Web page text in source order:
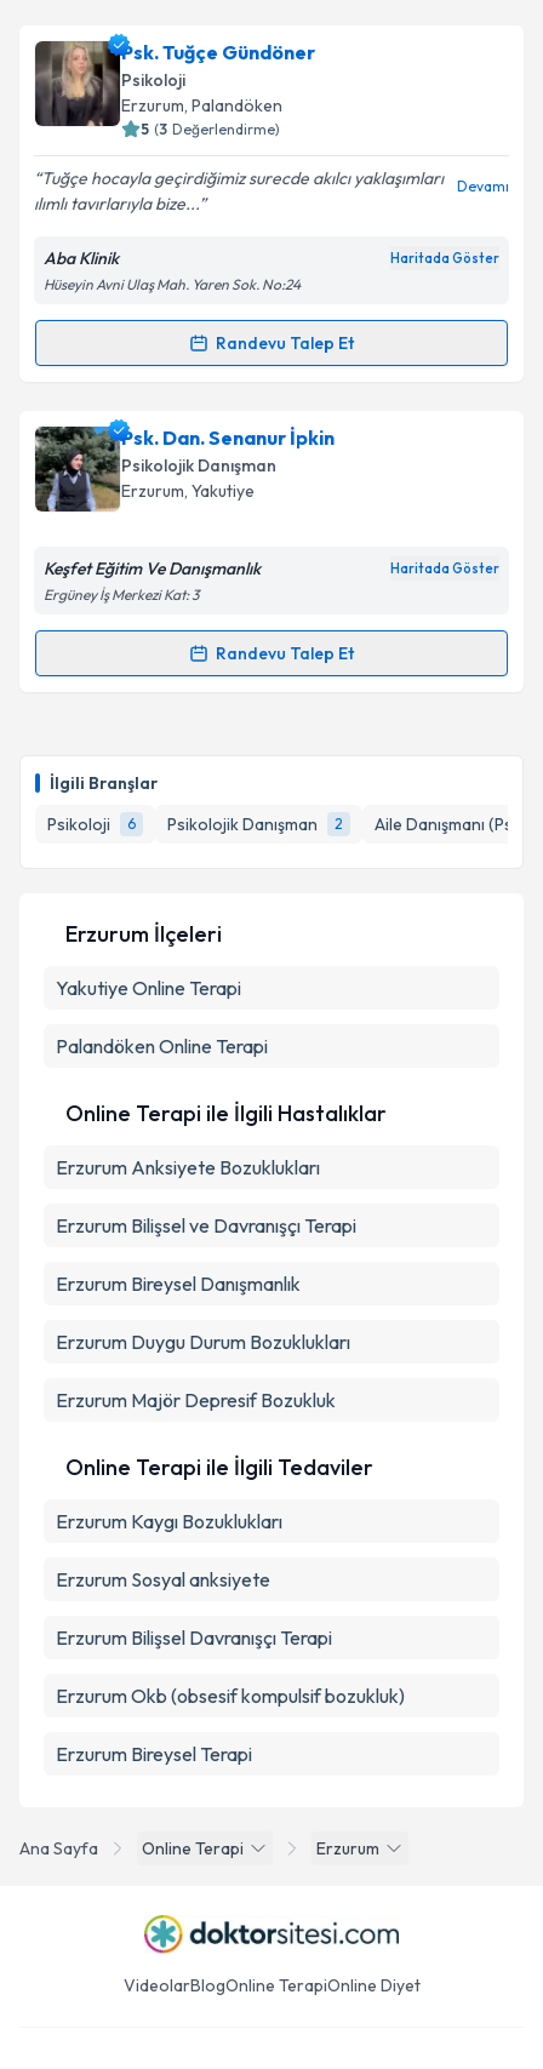
İlgili Branşlar
Psikoloji
6 Psikolojik Danışman 2 Aile Danışmanı
Psk. Tuğçe Gündöner
Psikoloji
Erzurum, Palandöken
5 (3 Değerlendirme)
Tuğçe hocayla geçirdiğimiz surecde akılcı yaklaşımları
ılımlı tavırlarıyla bize...
Devamı
Aba Klinik Haritada Göster
Hüseyin Avni Ulaş Mah. Yaren Sok. No:24
Randevu Talep Et
Randevu Takvimi Talebi
Psk. Tuğçe Gündöneriçin randevu takvimi talebi
oluşturun. Size bu uzmandan randevu almanız için bir
takvim hazırlandığında e-posta ile bilgilendireceğiz.
Kişisel verilerimin işlenmesine ilişkin
Metni'ni okudum ve kişisel verilerimin belirtilen
Psk. Dan. Senanur İpkin
Psikolojik Danışman
Erzurum, Yakutiye
Keşfet Eğitim Ve Danışmanlık Haritada Göster
Ergüney İş Merkezi Kat: 3
Randevu Talep Et
Randevu Takvimi Talebi
takvim hazırlandığında e-posta ile bilgilendireceğiz.
E-posta Adresiniz
Metni'ni okudum ve kişisel verilerimin belirtilen
Ana Sayfa Online Terapi Erzurum
Erzurum İlçeleri
Yakutiye Online Terapi
PalandökenOnline Terapi
Online Terapi ile İlgili Hastalıklar
Erzurum Anksiyete Bozuklukları
Erzurum Bilişsel ve Davranışçı Terapi
Erzurum Bireysel Danışmanlık
Erzurum Duygu Durum Bozuklukları
Erzurum Majör Depresif Bozukluk
Online Terapi ile İlgili Tedaviler
Erzurum Kaygı Bozuklukları
Erzurum Sosyal anksiyete
Erzurum Bilişsel Davranışçı Terapi
Erzurum Okb (obsesif kompulsif bozukluk)
Erzurum Bireysel Terapi
VideolarBlogOnline TerapiOnline Diyet